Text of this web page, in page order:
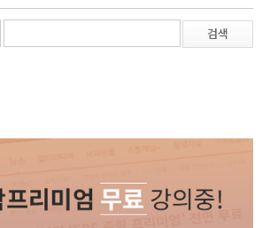
검색